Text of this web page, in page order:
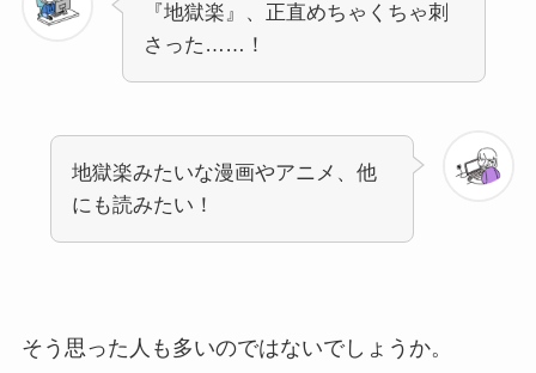
『地獄楽』、正直めちゃくちゃ刺
さった……！
地獄楽みたいな漫画やアニメ、他
にも読みたい！
そう思った人も多いのではないでしょうか。